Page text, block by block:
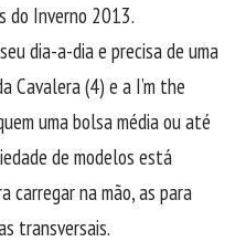
do Inverno 2013.
dia-a-dia e precisa de uma
Cavalera (4) e a I’m the
uma bolsa média ou até
de modelos está
carregar na mão, as para
transversais.